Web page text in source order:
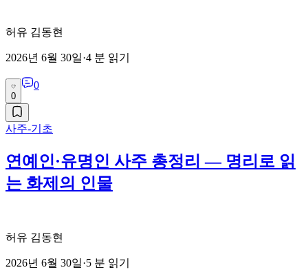
허유 김동현
2026년 6월 30일·4 분 읽기
0
0
사주-기초
연예인·유명인 사주 총정리 — 명리로 읽
는 화제의 인물
허유 김동현
2026년 6월 30일·5 분 읽기